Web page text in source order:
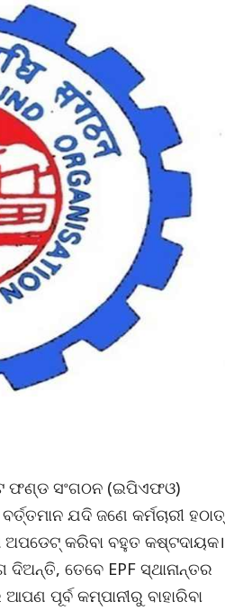
ଫଣ୍ଡ ସଂଗଠନ (ଇପିଏଫଓ)
ଯଦି ଜଣେ କର୍ମଚାରୀ ହଠାତ୍
କରିବା ବହୁତ କଷ୍ଟଦାୟକ।
ତେବେ EPF ସ୍ଥାନାନ୍ତର
ପୂର୍ବ କମ୍ପାନୀରୁ ବାହାରିବା